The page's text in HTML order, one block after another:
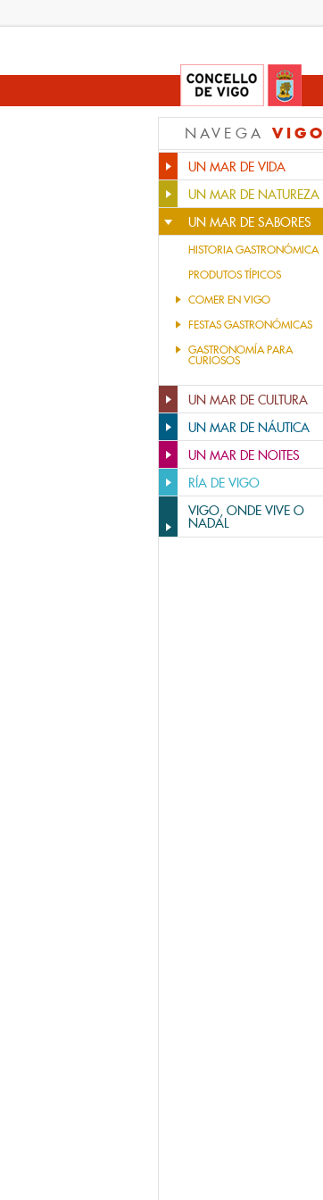
NAVEGA VIGO
UN MAR DE VIDA
UN MAR DE NATUREZA
UN MAR DE SABORES
HISTORIA GASTRONÓMICA
PRODUTOS TÍPICOS
COMER EN VIGO
FESTAS GASTRONÓMICAS
GASTRONOMÍA PARA
CURIOSOS
UN MAR DE CULTURA
UN MAR DE NÁUTICA
UN MAR DE NOITES
RÍA DE VIGO
VIGO, ONDE VIVE O
NADAL